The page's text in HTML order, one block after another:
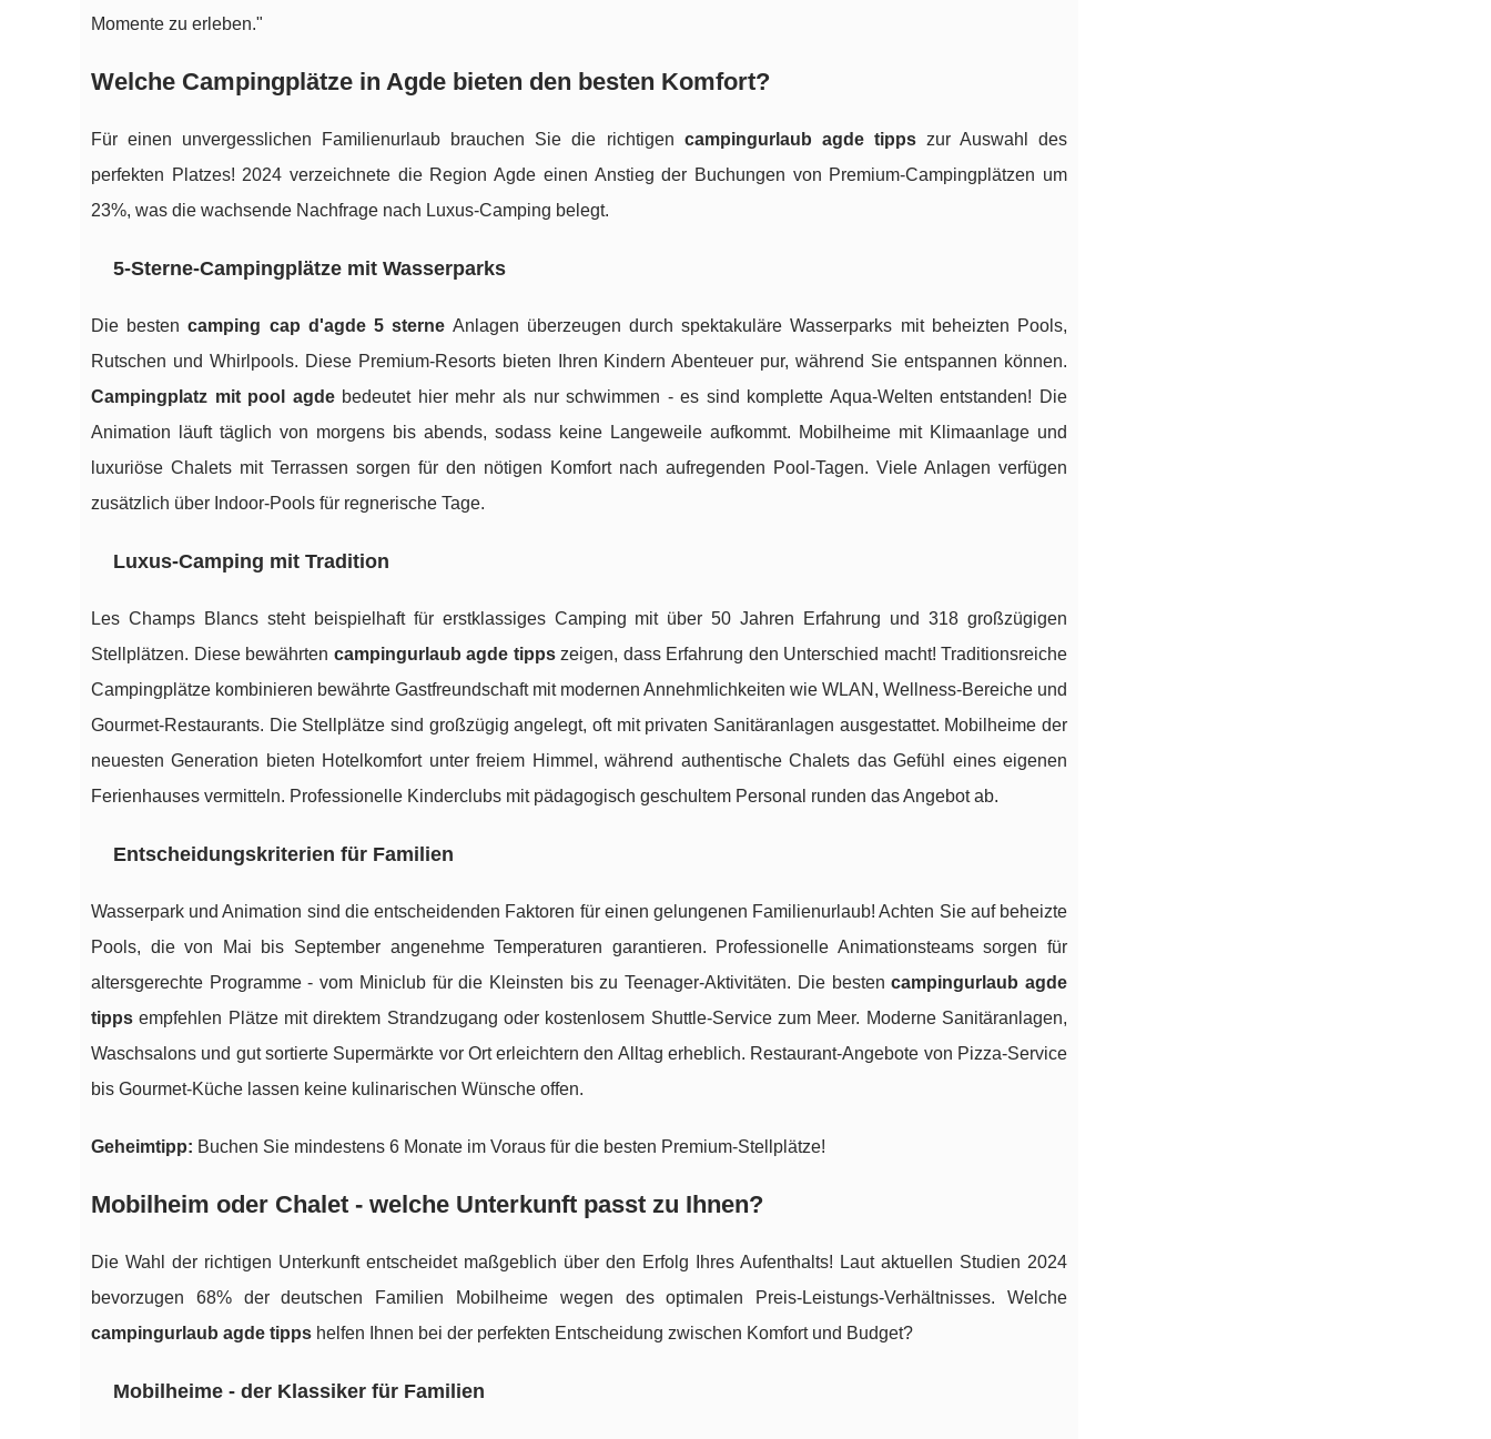
Momente zu erleben."
Welche Campingplätze in Agde bieten den besten Komfort?
Für einen unvergesslichen Familienurlaub brauchen Sie die richtigen campingurlaub agde tippszur Auswahl des
perfekten Platzes! 2024 verzeichnete die Region Agde einen Anstieg der Buchungen von Premium-Campingplätzen um
23%, was die wachsende Nachfrage nach Luxus-Camping belegt.
5-Sterne-Campingplätze mit Wasserparks
Die bestencamping cap d'agde 5 sterne Anlagen überzeugen durch spektakuläre Wasserparks mit beheizten Pools,
Rutschen und Whirlpools. Diese Premium-Resorts bieten Ihren Kindern Abenteuer pur, während Sie entspannen können.
Campingplatz mit pool agdebedeutet hier mehr als nur schwimmen - es sind komplette Aqua-Welten entstanden! Die
Animation läuft täglich von morgens bis abends, sodass keine Langeweile aufkommt. Mobilheime mit Klimaanlage und
luxuriöse Chalets mit Terrassen sorgen für den nötigen Komfort nach aufregenden Pool-Tagen. Viele Anlagen verfügen
zusätzlich über Indoor-Pools für regnerische Tage.
Luxus-Camping mit Tradition
Les Champs Blancs steht beispielhaft für erstklassiges Camping mit über 50 Jahren Erfahrung und 318 großzügigen
Stellplätzen. Diese bewährten campingurlaub agde tippszeigen, dass Erfahrung den Unterschied macht! Traditionsreiche
Campingplätze kombinieren bewährte Gastfreundschaft mit modernen Annehmlichkeiten wie WLAN, Wellness-Bereiche und
Gourmet-Restaurants. Die Stellplätze sind großzügig angelegt, oft mit privaten Sanitäranlagen ausgestattet. Mobilheime der
neuesten Generation bieten Hotelkomfort unter freiem Himmel, während authentische Chalets das Gefühl eines eigenen
Ferienhauses vermitteln. Professionelle Kinderclubs mit pädagogisch geschultem Personal runden das Angebot ab.
Entscheidungskriterien für Familien
Wasserpark und Animation sind die entscheidenden Faktoren für einen gelungenen Familienurlaub! Achten Sie auf beheizte
Pools, die von Mai bis September angenehme Temperaturen garantieren. Professionelle Animationsteams sorgen für
altersgerechte Programme - vom Miniclub für die Kleinsten bis zu Teenager-Aktivitäten. Die bestencampingurlaub agde
tipps empfehlen Plätze mit direktem Strandzugang oder kostenlosem Shuttle-Service zum Meer. Moderne Sanitäranlagen,
Waschsalons und gut sortierte Supermärkte vor Ort erleichtern den Alltag erheblich. Restaurant-Angebote von Pizza-Service
bis Gourmet-Küche lassen keine kulinarischen Wünsche offen.
Geheimtipp: Buchen Sie mindestens 6 Monate im Voraus für die besten Premium-Stellplätze!
Mobilheim oder Chalet - welche Unterkunft passt zu Ihnen?
Die Wahl der richtigen Unterkunft entscheidet maßgeblich über den Erfolg Ihres Aufenthalts! Laut aktuellen Studien 2024
bevorzugen 68% der deutschen Familien Mobilheime wegen des optimalen Preis-Leistungs-Verhältnisses. Welche
campingurlaub agde tipps helfen Ihnen bei der perfekten Entscheidung zwischen Komfort und Budget?
Mobilheime - der Klassiker für Familien